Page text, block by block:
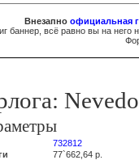
Внезапно официальная
баннер, всё равно вы на
732812
77`662,64 р.